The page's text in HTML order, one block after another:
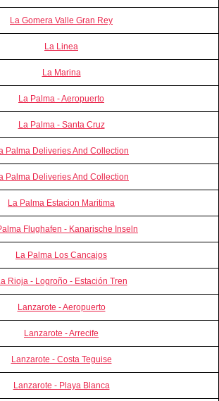
La Gomera Valle Gran Rey
La Linea
La Marina
La Palma - Aeropuerto
La Palma - Santa Cruz
Palma Deliveries And Collection
Palma Deliveries And Collection
La Palma Estacion Maritima
Flughafen - Kanarische Inseln
La Palma Los Cancajos
Rioja - Logroño - Estación Tren
Lanzarote - Aeropuerto
Lanzarote - Arrecife
Lanzarote - Costa Teguise
Lanzarote - Playa Blanca